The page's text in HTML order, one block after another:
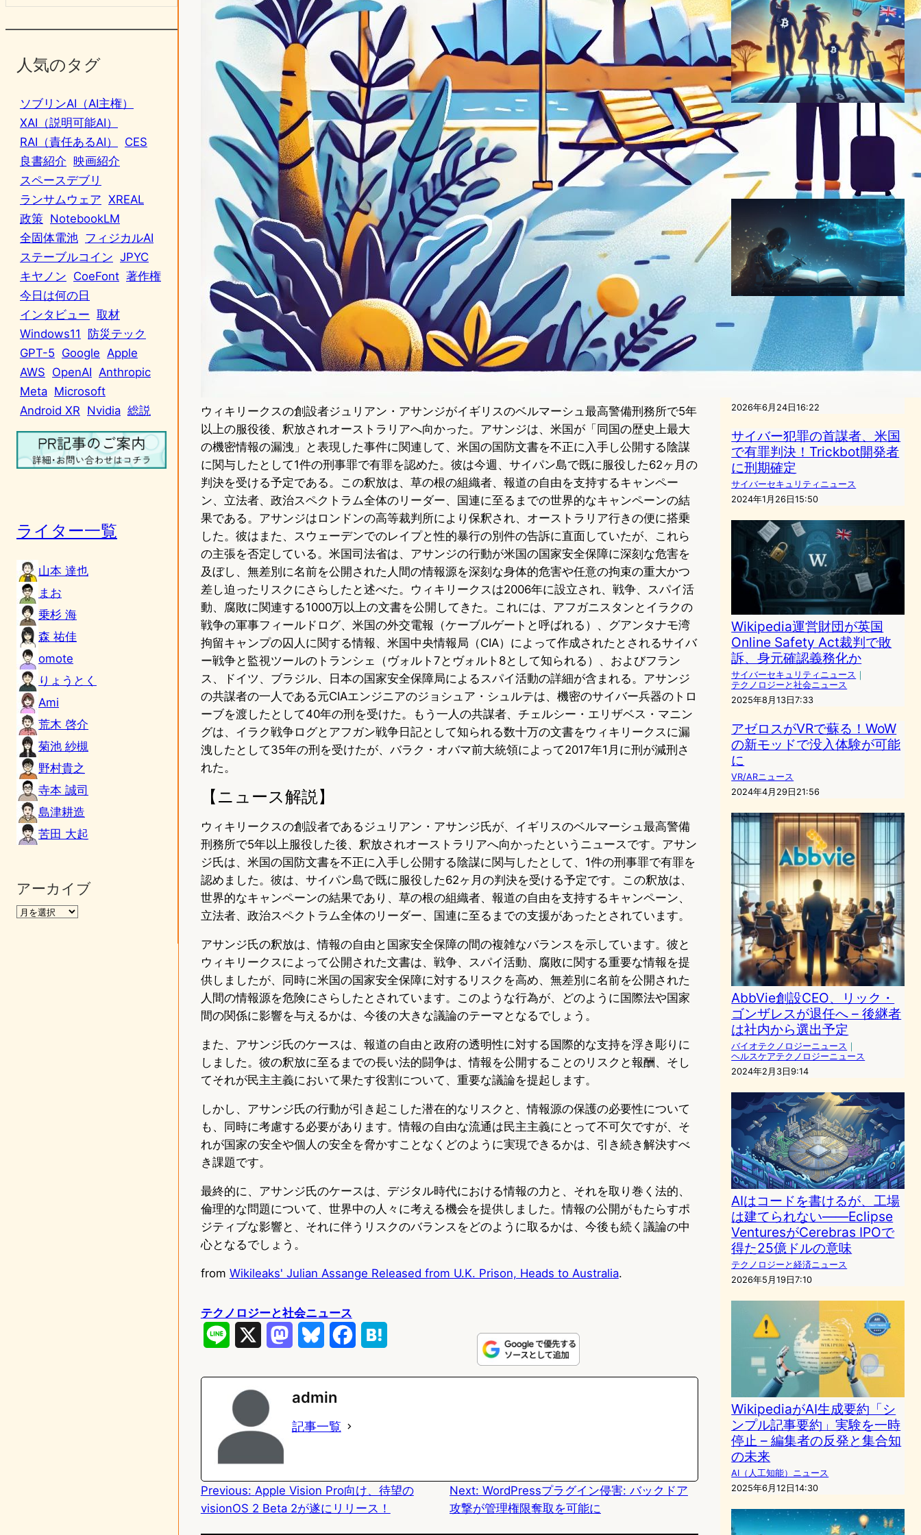
人気のタグ
ソブリンAI（AI主権）
XAI（説明可能AI）
RAI（責任あるAI）
CES
良書紹介 映画紹介
スペースデブリ
ランサムウェア XREAL
政策 NotebookLM
全固体電池 フィジカルAI
ステーブルコイン JPYC
キヤノン CoeFont 著作権
今日は何の日
インタビュー 取材
Windows11
防災テック
GPT-5 Google Apple
AWS OpenAI Anthropic
Meta Microsoft
Android XR Nvidia 総説
ライター一覧
山本 達也
まお
乗杉 海
森 祐佳
omote
りょうとく
Ami
荒木 啓介
菊池 紗槻
野村貴之
寺本 誠司
島津耕造
苦田 大起
アーカイブ
ウィキリークスの創設者ジュリアン・アサンジがイギリスのベルマーシュ最高警備刑務所で5年
以上の服役後、釈放されオーストラリアへ向かった。アサンジは、米国が「同国の歴史上最大
の機密情報の漏洩」と表現した事件に関連して、米国の国防文書を不正に入手し公開する陰謀
に関与したとして1件の刑事罪で有罪を認めた。彼は今週、サイパン島で既に服役した62ヶ月の
判決を受ける予定である。この釈放は、草の根の組織者、報道の自由を支持するキャンペー
ン、立法者、政治スペクトラム全体のリーダー、国連に至るまでの世界的なキャンペーンの結
果である。アサンジはロンドンの高等裁判所により保釈され、オーストラリア行きの便に搭乗
した。彼はまた、スウェーデンでのレイプと性的暴行の別件の告訴に直面していたが、これら
の主張を否定している。米国司法省は、アサンジの行動が米国の国家安全保障に深刻な危害を
及ぼし、無差別に名前を公開された人間の情報源を深刻な身体的危害や任意の拘束の重大かつ
差し迫ったリスクにさらしたと述べた。ウィキリークスは2006年に設立され、戦争、スパイ活
動、腐敗に関連する1000万以上の文書を公開してきた。これには、アフガニスタンとイラクの
戦争の軍事フィールドログ、米国の外交電報（ケーブルゲートと呼ばれる）、グアンタナモ湾
拘留キャンプの囚人に関する情報、米国中央情報局（CIA）によって作成されたとされるサイバ
ー戦争と監視ツールのトランシェ（ヴォルト7とヴォルト8として知られる）、およびフラン
ス、ドイツ、ブラジル、日本の国家安全保障局によるスパイ活動の詳細が含まれる。アサンジ
の共謀者の一人である元CIAエンジニアのジョシュア・シュルテは、機密のサイバー兵器のトロ
ーブを渡したとして40年の刑を受けた。もう一人の共謀者、チェルシー・エリザベス・マニン
グは、イラク戦争ログとアフガン戦争日記として知られる数十万の文書をウィキリークスに漏
洩したとして35年の刑を受けたが、バラク・オバマ前大統領によって2017年1月に刑が減刑さ
れた。
【ニュース解説】
ウィキリークスの創設者であるジュリアン・アサンジ氏が、イギリスのベルマーシュ最高警備
刑務所で5年以上服役した後、釈放されオーストラリアへ向かったというニュースです。アサン
ジ氏は、米国の国防文書を不正に入手し公開する陰謀に関与したとして、1件の刑事罪で有罪を
認めました。彼は、サイパン島で既に服役した62ヶ月の判決を受ける予定です。この釈放は、
世界的なキャンペーンの結果であり、草の根の組織者、報道の自由を支持するキャンペーン、
立法者、政治スペクトラム全体のリーダー、国連に至るまでの支援があったとされています。
アサンジ氏の釈放は、情報の自由と国家安全保障の間の複雑なバランスを示しています。彼と
ウィキリークスによって公開された文書は、戦争、スパイ活動、腐敗に関する重要な情報を提
供しましたが、同時に米国の国家安全保障に対するリスクを高め、無差別に名前を公開された
人間の情報源を危険にさらしたとされています。このような行為が、どのように国際法や国家
間の関係に影響を与えるかは、今後の大きな議論のテーマとなるでしょう。
また、アサンジ氏のケースは、報道の自由と政府の透明性に対する国際的な支持を浮き彫りに
しました。彼の釈放に至るまでの長い法的闘争は、情報を公開することのリスクと報酬、そし
てそれが民主主義において果たす役割について、重要な議論を提起します。
しかし、アサンジ氏の行動が引き起こした潜在的なリスクと、情報源の保護の必要性について
も、同時に考慮する必要があります。情報の自由な流通は民主主義にとって不可欠ですが、そ
れが国家の安全や個人の安全を脅かすことなくどのように実現できるかは、引き続き解決すべ
き課題です。
最終的に、アサンジ氏のケースは、デジタル時代における情報の力と、それを取り巻く法的、
倫理的な問題について、世界中の人々に考える機会を提供しました。情報の公開がもたらすポ
ジティブな影響と、それに伴うリスクのバランスをどのように取るかは、今後も続く議論の中
心となるでしょう。
from Wikileaks' Julian Assange Released from U.K. Prison, Heads to Australia.
テクノロジーと社会ニュース
e
o
n
y
o
k
admin
記事一覧
Previous: Apple Vision Pro向け、待望の
visionOS 2 Beta 2が遂にリリース！
Next: WordPressプラグイン侵害: バックドア
攻撃が管理権限奪取を可能に
アサンジ家、ビットコインで
移動費調達 – オーストラリア
帰還への道
ブロックチェーンニュース
2024年6月27日22:55
ウィキペディア「AIに編集は
させない」創設者ウェールズ
氏が語る、ハルシネーション
への不信と人間の知
AI（人工知能）ニュース｜
2026年6月24日16:22
サイバー犯罪の首謀者、米国
で有罪判決！Trickbot開発者
に刑期確定
サイバーセキュリティニュース
2024年1月26日15:50
Wikipedia運営財団が英国
Online Safety Act裁判で敗
訴、身元確認義務化か
サイバーセキュリティニュース ｜
テクノロジーと社会ニュース
2025年8月13日7:33
アゼロスがVRで蘇る！WoW
の新モッドで没入体験が可能
に
VR/ARニュース
2024年4月29日21:56
AbbVie創設CEO、リック・
ゴンザレスが退任へ – 後継者
は社内から選出予定
バイオテクノロジーニュース ｜
ヘルスケアテクノロジーニュース
2024年2月3日9:14
AIはコードを書けるが、工場
は建てられない——Eclipse
VenturesがCerebras IPOで
得た25億ドルの意味
テクノロジーと経済ニュース
2026年5月19日7:10
WikipediaがAI生成要約「シ
ンプル記事要約」実験を一時
停止 – 編集者の反発と集合知
の未来
AI（人工知能）ニュース
2025年6月12日14:30